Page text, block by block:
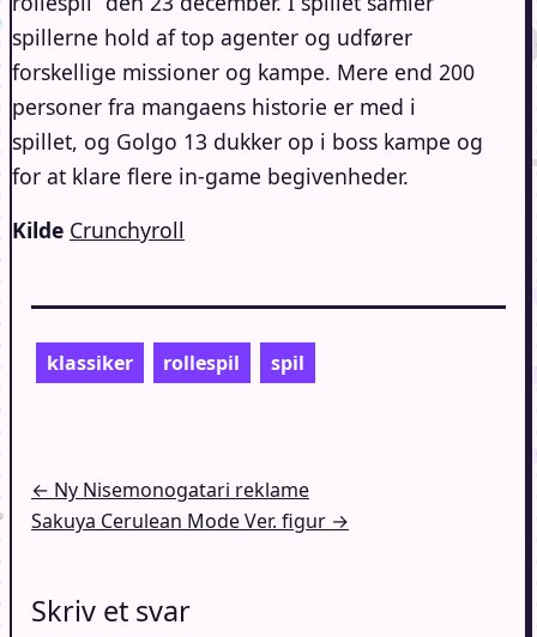
spillerne hold af top agenter og udfører
forskellige missioner og kampe. Mere end 200
personer fra mangaens historie er med i
spillet, og Golgo 13 dukker op i boss kampe og
for at klare flere in-game begivenheder.
Kilde Crunchyroll
klassiker rollespil spil
Indlægsnavigation
← Ny Nisemonogatari reklame
Sakuya Cerulean Mode Ver. figur →
Skriv et svar